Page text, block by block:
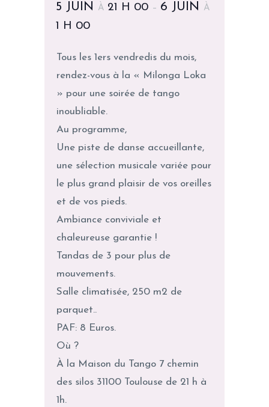
5 JUIN À 21 H 00 – 6 JUIN À
1 H 00
Tous les 1ers vendredis du mois,
rendez-vous à la « Milonga Loka
» pour une soirée de tango
inoubliable.
Au programme,
Une piste de danse accueillante,
une sélection musicale variée pour
le plus grand plaisir de vos oreilles
et de vos pieds.
Ambiance conviviale et
chaleureuse garantie !
Tandas de 3 pour plus de
mouvements.
Salle climatisée, 250 m2 de
parquet..
PAF: 8 Euros.
Où ?
À la Maison du Tango 7 chemin
des silos 31100 Toulouse de 21 h à
1h.